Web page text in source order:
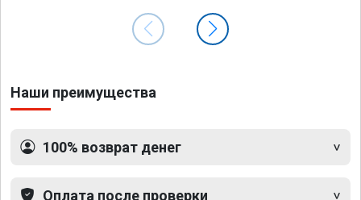
Наши преимущества
100% возврат денег
Оплата после проверки